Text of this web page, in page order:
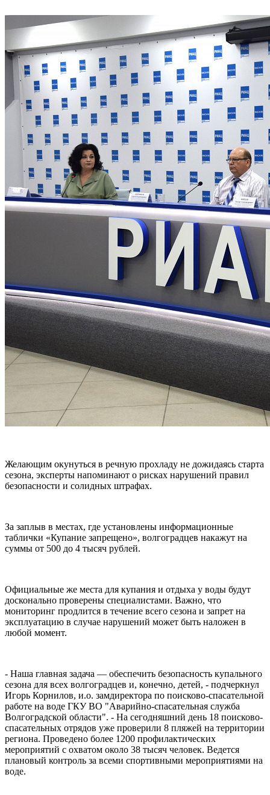
Желающим окунуться в речную прохладу не дожидаясь старта
сезона, эксперты напоминают о рисках нарушений правил
безопасности и солидных штрафах.
За заплыв в местах, где установлены информационные
таблички «Купание запрещено», волгоградцев накажут на
суммы от 500 до 4 тысяч рублей.
Официальные же места для купания и отдыха у воды будут
досконально проверены специалистами. Важно, что
мониторинг продлится в течение всего сезона и запрет на
эксплуатацию в случае нарушений может быть наложен в
любой момент.
- Наша главная задача — обеспечить безопасность купального
сезона для всех волгоградцев и, конечно, детей, - подчеркнул
Игорь Корнилов, и.о. замдиректора по поисково-спасательной
работе на воде ГКУ ВО "Аварийно-спасательная служба
Волгоградской области". - На сегодняшний день 18 поисково-
спасательных отрядов уже проверили 8 пляжей на территории
региона. Проведено более 1200 профилактических
мероприятий с охватом около 38 тысяч человек. Ведется
плановый контроль за всеми спортивными мероприятиями на
воде.